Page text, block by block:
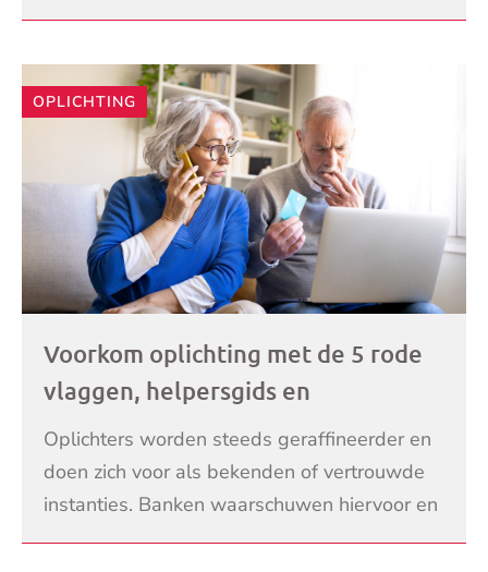
aflevering 4 staat nog 1 keer dezelfde
LEES VERDER
OPLICHTING
Voorkom oplichting met de 5 rode
vlaggen, helpersgids en
familiewachtwoord: ‘Nou jongens,
zorg maar goed voor je moedertje’
Oplichters worden steeds geraffineerder en
doen zich voor als bekenden of vertrouwde
instanties. Banken waarschuwen hiervoor en
ontwikkelen hulpmiddelen zoals de 5 rode
LEES VERDER